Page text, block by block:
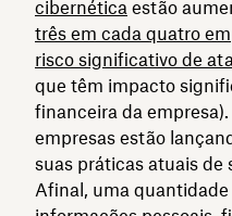
cibernética estão
três em cada quatro
risco significativo de
que têm impacto
financeira da
empresas estão
suas práticas atuais de
Afinal, uma